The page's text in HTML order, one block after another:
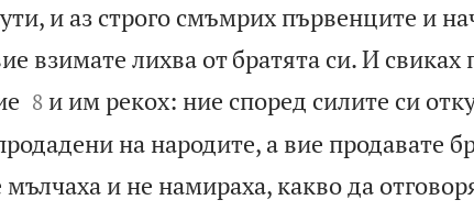
и аз строго смъмрих първенците и
взимате лихва от братята си. И свиках

8 и им рекох: ние според силите си
на народите, а вие продавате
и не намираха, какво да